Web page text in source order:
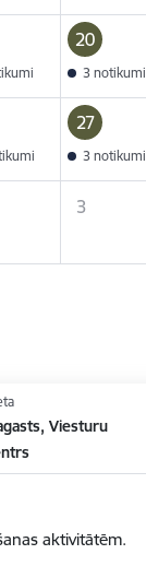
20
3 notikumi
27
3 notikumi
3
Viesturu
aktivitātēm.